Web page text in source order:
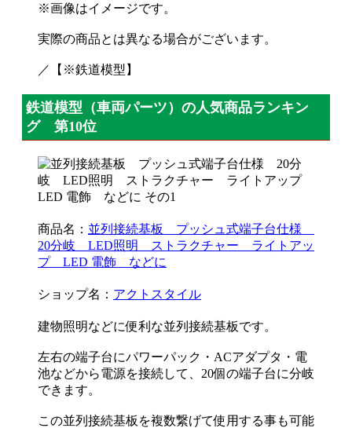
※画像はイメージです。
実際の商品とは異なる場合がございます。
／【※鉄道模型】
鉄道模型（車両パーツ）の人気商品ランキン
グ 第10位
商品名： 並列接続基板 プッシュ式端子台仕様
20分岐 LED照明 ストラクチャー ライトアッ
プ LED 電飾 などに
ショップ名： アクトスタイル
建物照明などに便利な並列接続基板です。
左右の端子台にパワーパック・ACアダプタ・電
池などから電源を接続して、20個の端子台に分岐
できます。
この並列接続基板を複数繋げて使用する事も可能